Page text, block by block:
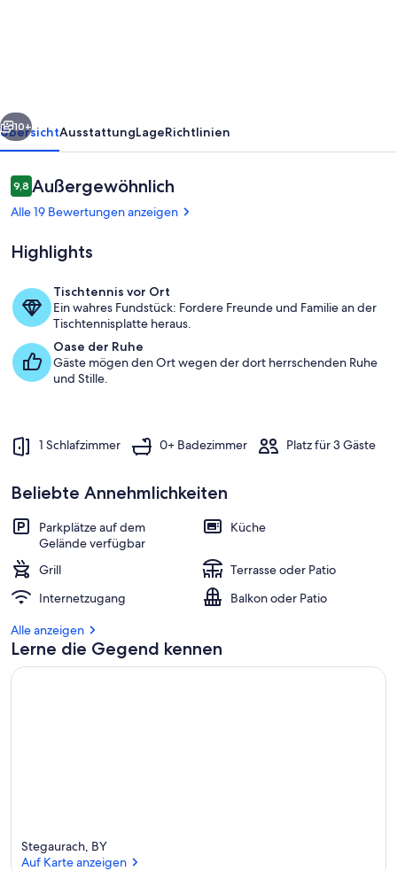
von
Bamberg
Weiter
10+
ÜbersichtAusstattungLageRichtlinien
Bewertungen
9,89,8 von 10.
Außergewöhnlich
Alle 19 Bewertungen anzeigen
Highlights
Tischtennis vor Ort
Ein wahres Fundstück: Fordere Freunde und Familie an der
Tischtennisplatte heraus.
Oase der Ruhe
Gäste mögen den Ort wegen der dort herrschenden Ruhe
und Stille.
1 Schlafzimmer 0+ Badezimmer Platz für 3 Gäste
Beliebte Annehmlichkeiten
Parkplätze auf dem
Gelände verfügbar
Küche
Grill
Terrasse oder Patio
Internetzugang
Balkon oder Patio
Alle anzeigen
Lerne die Gegend kennen
Stegaurach, BY
Auf Karte anzeigen